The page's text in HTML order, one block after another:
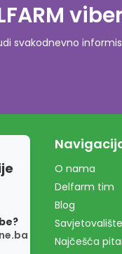
svakodnevno
O nama
Delfarm tim
Blog
Savjetovalište
Najčešća